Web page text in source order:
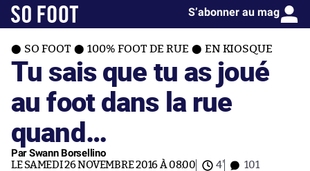
S’abonner au mag
SO FOOT 100% FOOT DE RUE EN KIOSQUE
Tu sais que tu as joué
au foot dans la rue
quand…
Par Swann Borsellino
LE SAMEDI 26 NOVEMBRE 2016 À 08:00 4' 101